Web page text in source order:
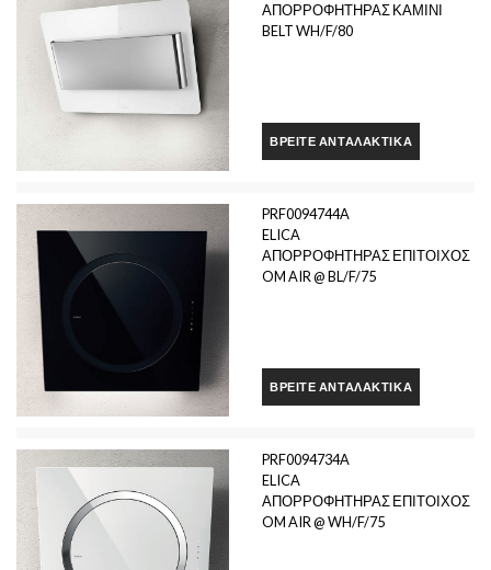
ΑΠΟΡΡΟΦΗΤΗΡΑΣ ΚΑΜΙΝΙ
BELT WH/F/80
ΒΡΕΊΤΕ ΑΝΤΑΛΑΚΤΙΚΆ
PRF0094744A
ELICA
ΑΠΟΡΡΟΦΗΤΗΡΑΣ ΕΠΙΤΟΙΧΟΣ
OM AIR @ BL/F/75
ΒΡΕΊΤΕ ΑΝΤΑΛΑΚΤΙΚΆ
PRF0094734A
ELICA
ΑΠΟΡΡΟΦΗΤΗΡΑΣ ΕΠΙΤΟΙΧΟΣ
OM AIR @ WH/F/75